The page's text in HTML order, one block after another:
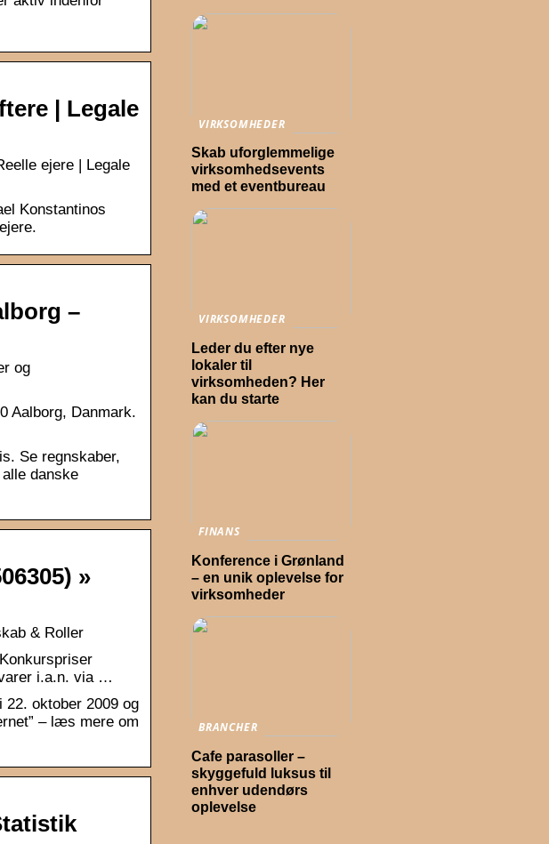
| Legale
ejere | Legale
Konstantinos
–
og
Aalborg, Danmark.
Se regnskaber,
danske
»
& Roller
i.a.n. via …
oktober 2009 og
– læs mere om
VIRKSOMHEDER
Skab uforglemmelige
virksomhedsevents
med et eventbureau
VIRKSOMHEDER
Leder du efter nye
lokaler til
virksomheden? Her
kan du starte
FINANS
Konference i Grønland
– en unik oplevelse for
virksomheder
BRANCHER
Cafe parasoller –
skyggefuld luksus til
enhver udendørs
oplevelse